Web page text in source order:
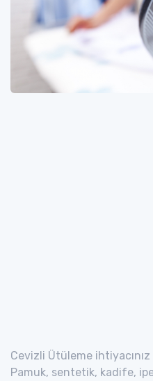
Cevizli Ütüleme
Pamuk, sentetik, kadife,